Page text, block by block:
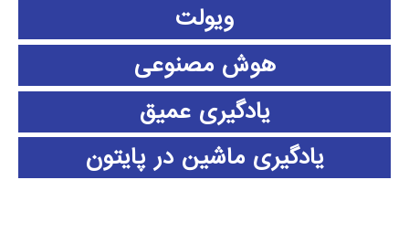
ویولت
هوش مصنوعی
یادگیری عمیق
یادگیری ماشین در پایتون